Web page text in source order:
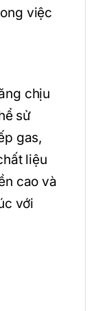
việc
chịu
sử
gas,
liệu
cao và
với